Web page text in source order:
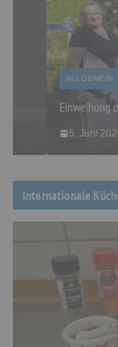
ALLGEMEIN
Einweihung der
5. Juni 2026
Internationale